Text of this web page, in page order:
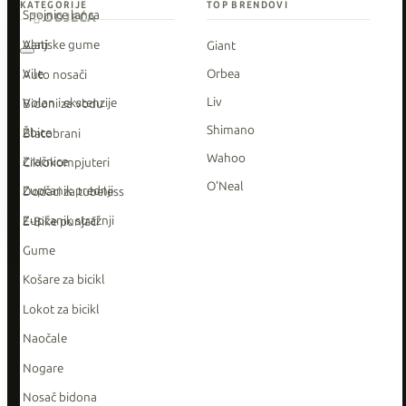
Spojnice lanca
Vanjske gume
Vile
Volan i ekstenzije
Žbice
Zračnice
Zupčanik prednji
Zupčanik stražnji
KATEGORIJE
Alati
Auto nosači
Bidoni za vodu
Blatobrani
Ciklokompjuteri
Dodaci za tubeless
E-Bike punjači
Gume
Košare za bicikl
Lokot za bicikl
Naočale
Nogare
Nosač bidona
TOP BRENDOVI
Giant
Orbea
Liv
Shimano
Wahoo
O'Neal
ODJEĆA